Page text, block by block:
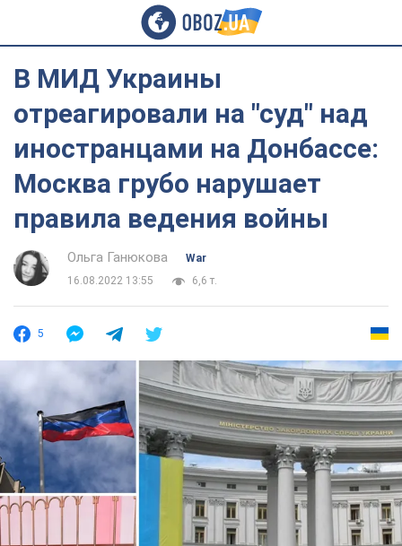
В МИД Украины
отреагировали на "суд" над
иностранцами на Донбассе:
Москва грубо нарушает
правила ведения войны
Ольга Ганюкова
War
16.08.2022 13:55
6,6 т.
5